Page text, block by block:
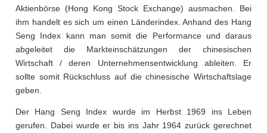
Aktienbörse (Hong Kong Stock Exchange) ausmachen. Bei
ihm handelt es sich um einen Länderindex. Anhand des Hang
Seng Index kann man somit die Performance und daraus
abgeleitet die Markteinschätzungen der chinesischen
Wirtschaft / deren Unternehmensentwicklung ableiten. Er
sollte somit Rückschluss auf die chinesische Wirtschaftslage
geben.
Der Hang Seng Index wurde im Herbst 1969 ins Leben
gerufen. Dabei wurde er bis ins Jahr 1964 zurück gerechnet